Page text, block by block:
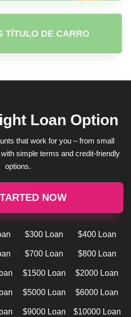
TÍTULO DE CARRO
Loan Option
that work for you – from small
simple terms and credit-friendly
options.
NOW
$300 Loan $400 Loan
$700 Loan $800 Loan
$1500 Loan $2000 Loan
$5000 Loan $6000 Loan
$9000 Loan $10000 Loan